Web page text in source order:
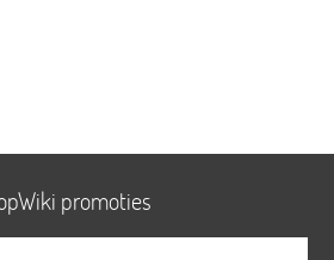
promoties